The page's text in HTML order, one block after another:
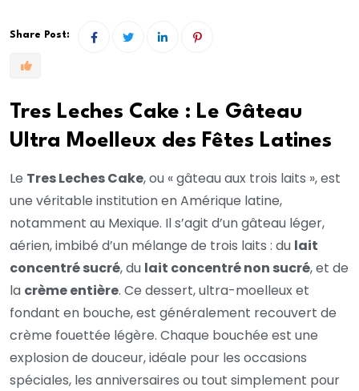
Share Post:
Tres Leches Cake : Le Gâteau
Ultra Moelleux des Fêtes Latines
Le Tres Leches Cake, ou « gâteau aux trois laits », est
une véritable institution en Amérique latine,
notamment au Mexique. Il s’agit d’un gâteau léger,
aérien, imbibé d’un mélange de trois laits : du lait
concentré sucré, du lait concentré non sucré, et de
la crème entière. Ce dessert, ultra-moelleux et
fondant en bouche, est généralement recouvert de
crème fouettée légère. Chaque bouchée est une
explosion de douceur, idéale pour les occasions
spéciales, les anniversaires ou tout simplement pour